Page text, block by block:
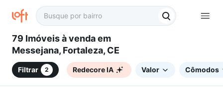
79 Imóveis à venda em
Messejana, Fortaleza, CE
Filtrar 2 Redecore IA Valor Cômodos